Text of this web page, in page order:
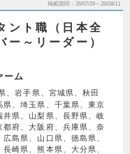
掲載期間 26/07/29～26/08/11
ント職（日本全
ー～リーダー）
ーム
、岩手県、宮城県、秋田
、埼玉県、千葉県、東京
県、山梨県、長野県、岐
府、大阪府、兵庫県、奈
島県、山口県、徳島県、
崎県、熊本県、大分県、